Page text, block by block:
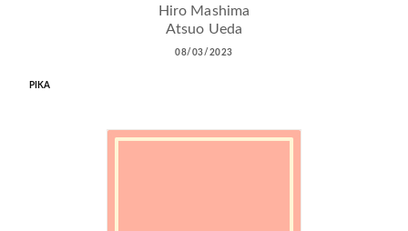
Hiro Mashima
Atsuo Ueda
08/03/2023
PIKA